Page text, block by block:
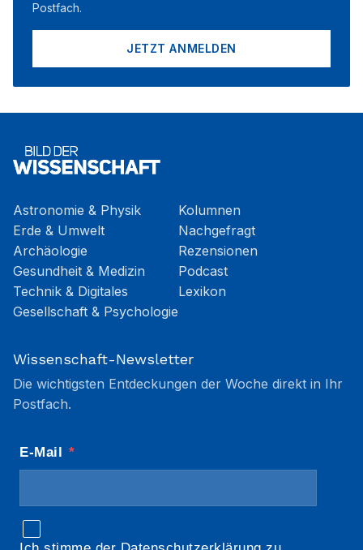
Postfach.
JETZT ANMELDEN
Astronomie & Physik
Erde & Umwelt
Archäologie
Gesundheit & Medizin
Technik & Digitales
Gesellschaft & Psychologie
Kolumnen
Nachgefragt
Rezensionen
Podcast
Lexikon
Wissenschaft-Newsletter
Die wichtigsten Entdeckungen der Woche direkt in Ihr
Postfach.